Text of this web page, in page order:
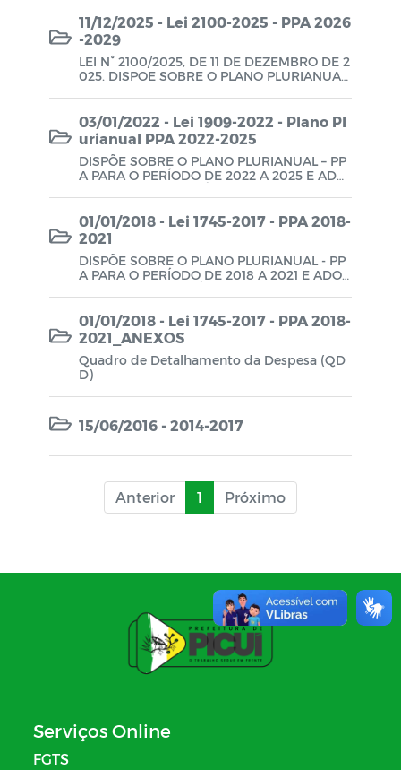
QDD-Quadro de Detalhamento da
Despesa
Plano de Aguas
11/12/2025 - Lei 2100-2025 - PPA 2026
-2029
LEI N° 2100/2025, DE 11 DE DEZEMBRO DE 2
025. DISPOE SOBRE O PLANO PLURIANUAL
03/01/2022 - Lei 1909-2022 - Plano Pl
urianual PPA 2022-2025
DISPÕE SOBRE O PLANO PLURIANUAL – PP
A PARA O PERÍODO DE 2022 A 2025 E ADO
01/01/2018 - Lei 1745-2017 - PPA 2018-
2021
DISPÕE SOBRE O PLANO PLURIANUAL - PP
A PARA O PERÍODO DE 2018 A 2021 E ADOT
01/01/2018 - Lei 1745-2017 - PPA 2018-
2021_ANEXOS
Quadro de Detalhamento da Despesa (QD
D)
15/06/2016 - 2014-2017
Anterior 1 Próximo
Serviços Online
FGTS